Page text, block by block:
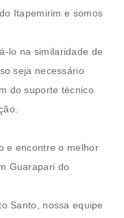
Itapemirim e somos
lo na similaridade de
seja necessário
do suporte técnico
e encontre o melhor
Guarapari do
Santo, nossa equipe